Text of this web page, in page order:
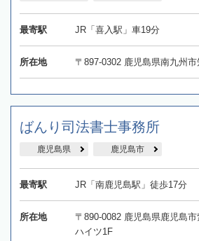
最寄駅 JR「喜入駅」車19分
所在地 〒897-0302 鹿児島県南九州
ばんり司法書士事務所
鹿児島県 鹿児島市
最寄駅 JR「南鹿児島駅」徒歩17分
所在地
〒890-0082 鹿児島県鹿児島
ハイツ1F